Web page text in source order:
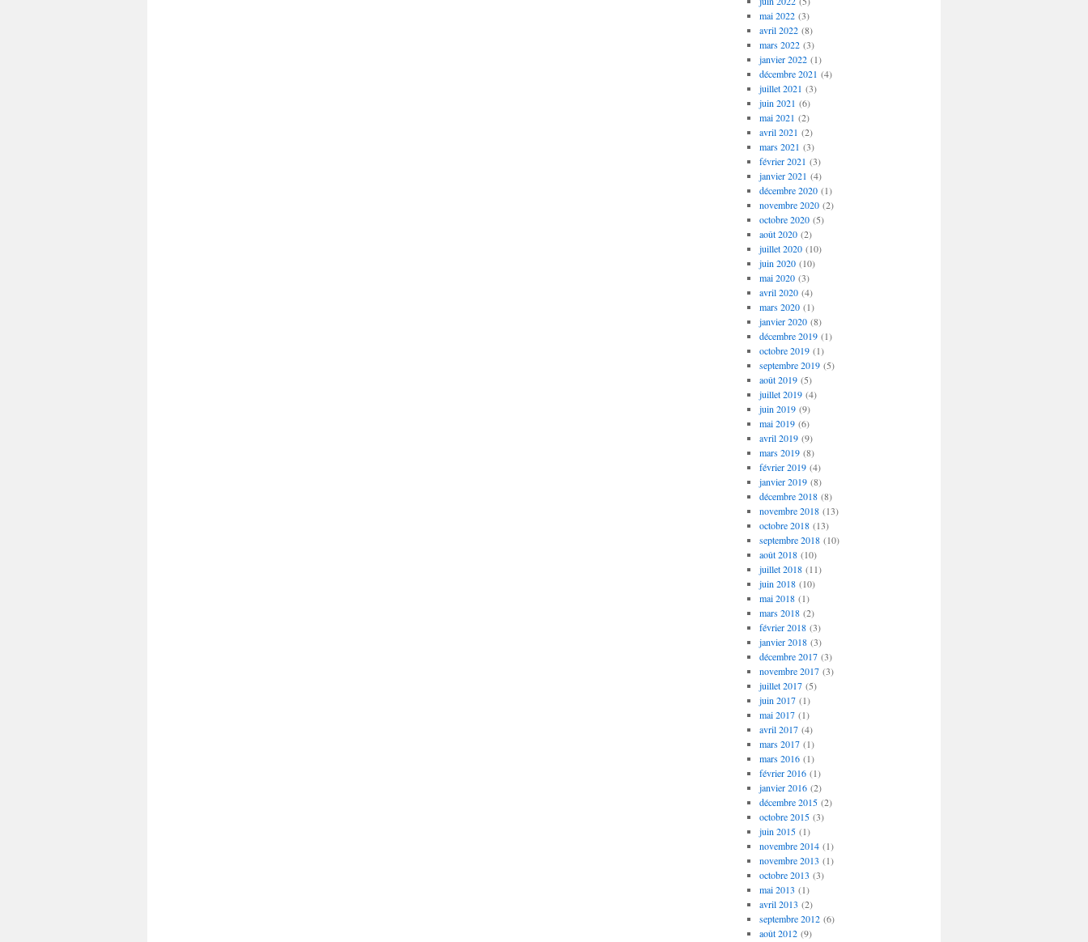
mai 2022(3)
avril 2022(8)
mars 2022(3)
janvier 2022(1)
décembre 2021 (4)
juillet 2021 (3)
juin 2021 (6)
mai 2021 (2)
avril 2021 (2)
mars 2021 (3)
février 2021 (3)
janvier 2021 (4)
décembre 2020(1)
novembre 2020(2)
octobre 2020(5)
août 2020(2)
juillet 2020(10)
juin 2020(10)
mai 2020(3)
avril 2020(4)
mars 2020(1)
janvier 2020(8)
décembre 2019(1)
octobre 2019(1)
septembre 2019(5)
août 2019(5)
juillet 2019(4)
juin 2019(9)
mai 2019(6)
avril 2019(9)
mars 2019(8)
février 2019(4)
janvier 2019(8)
décembre 2018(8)
novembre 2018(13)
octobre 2018(13)
septembre 2018(10)
août 2018(10)
juillet 2018(11)
juin 2018(10)
mai 2018(1)
mars 2018(2)
février 2018(3)
janvier 2018(3)
décembre 2017(3)
novembre 2017(3)
juillet 2017(5)
juin 2017(1)
mai 2017(1)
avril 2017(4)
mars 2017(1)
mars 2016(1)
février 2016(1)
janvier 2016(2)
décembre 2015(2)
octobre 2015(3)
juin 2015(1)
novembre 2014(1)
novembre 2013 (1)
octobre 2013 (3)
mai 2013 (1)
avril 2013 (2)
septembre 2012(6)
août 2012(9)